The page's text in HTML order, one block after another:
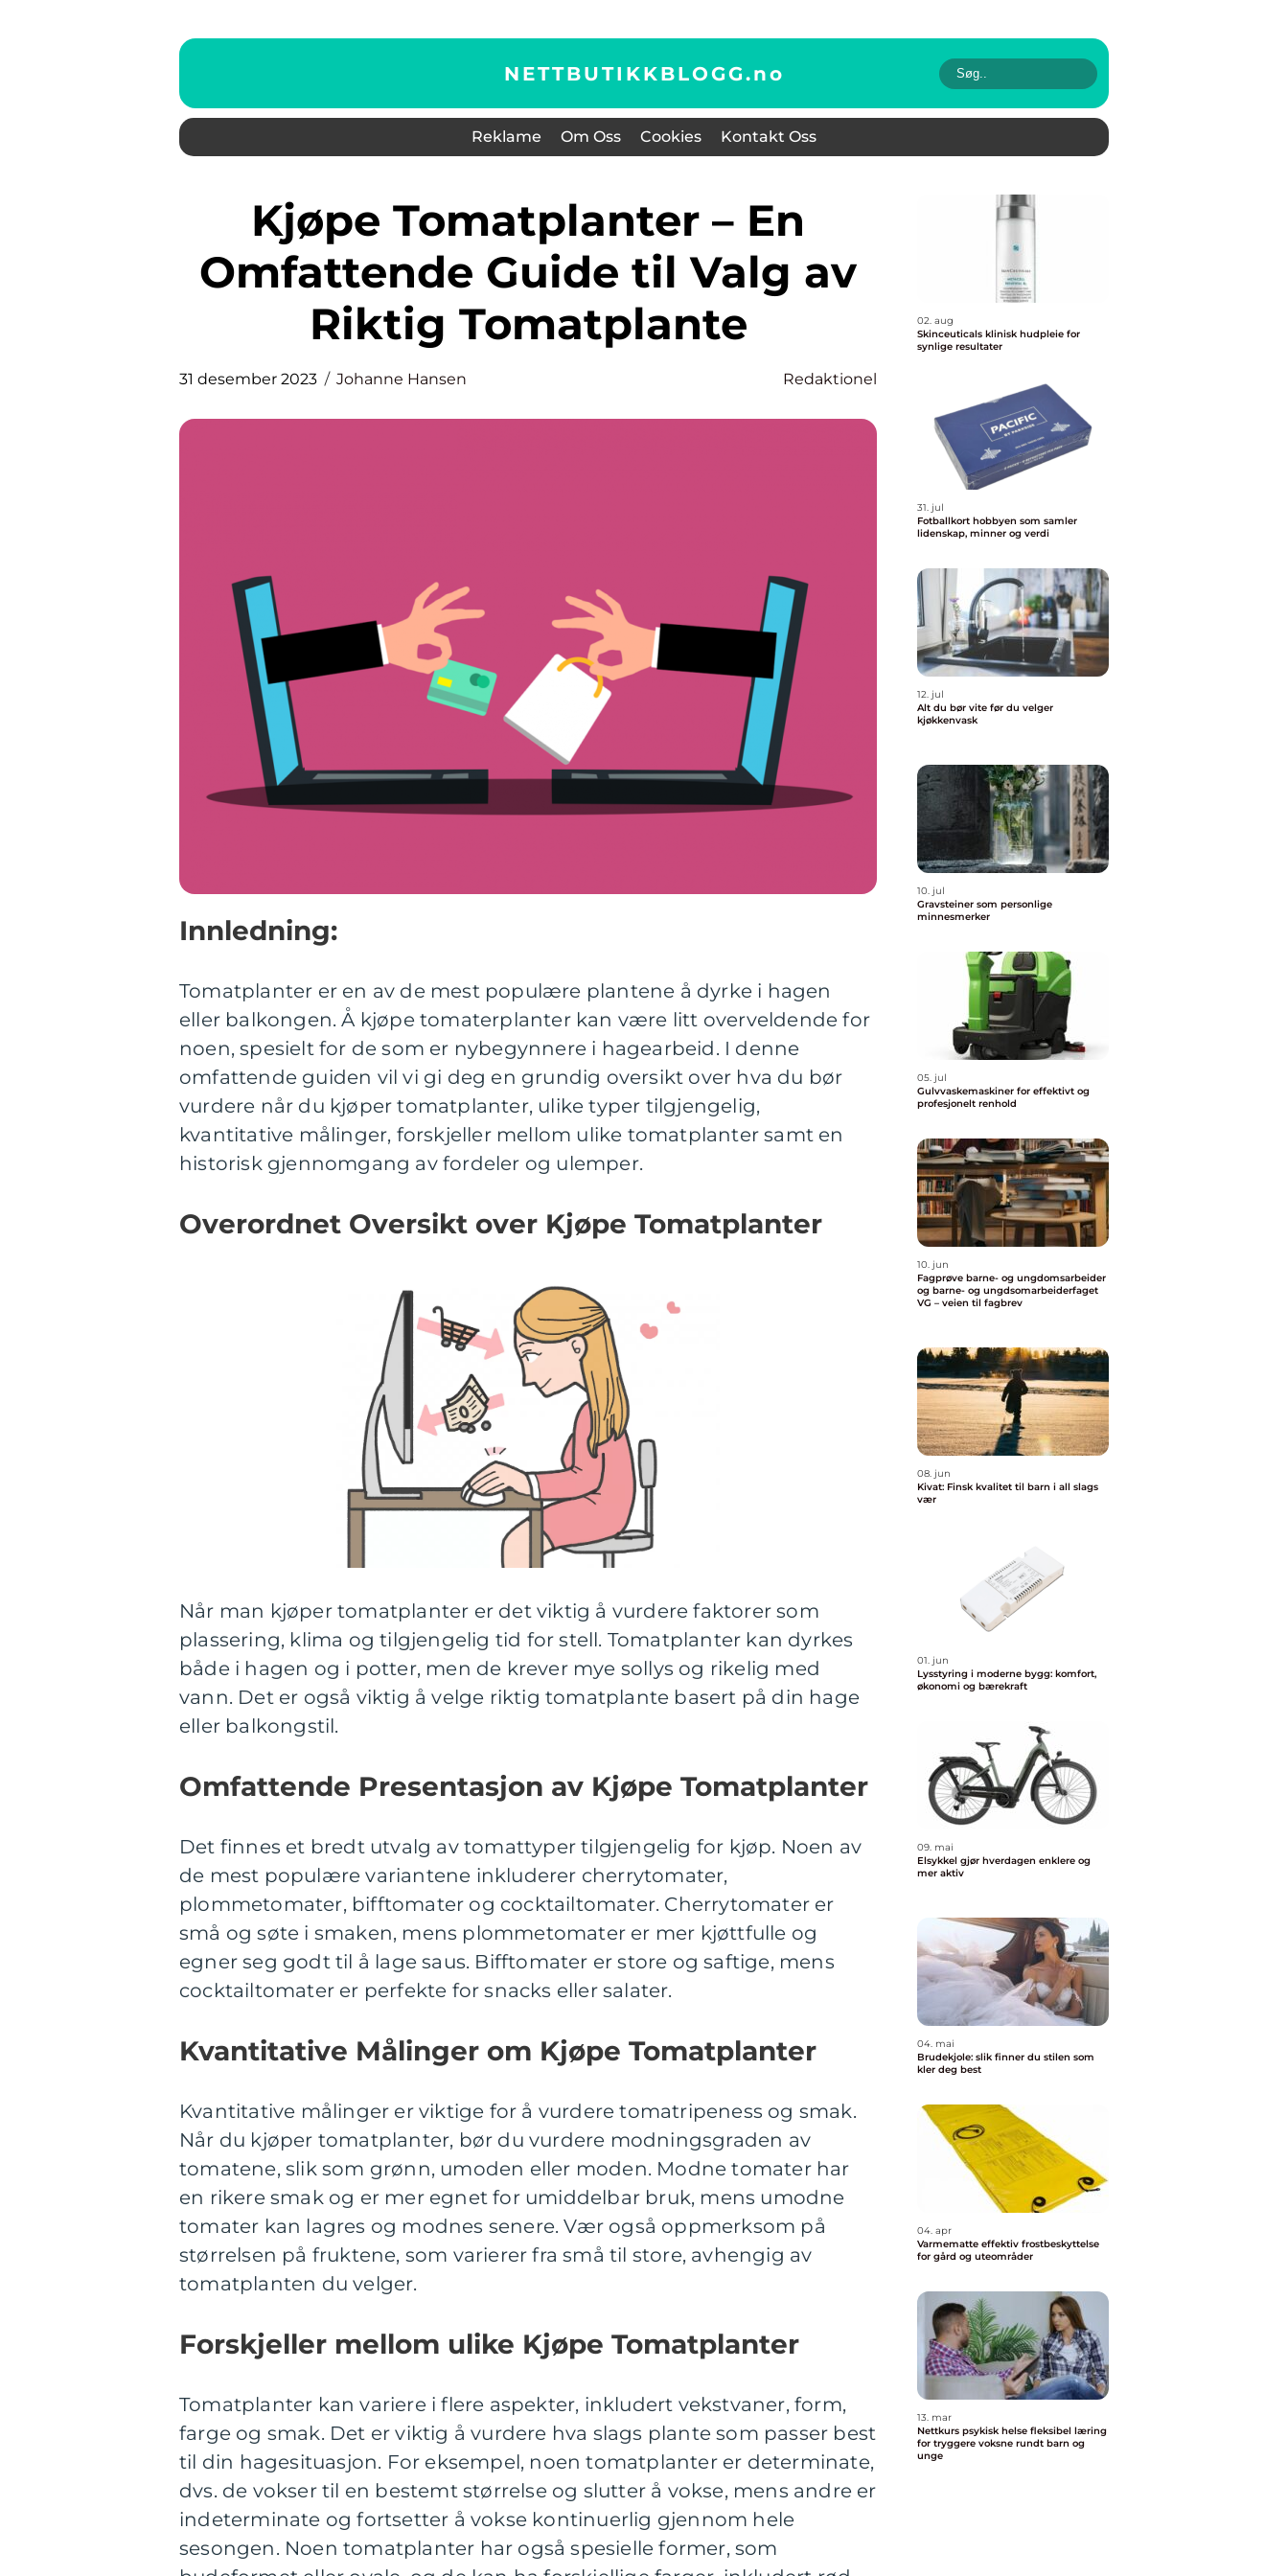
NETTBUTIKKBLOGG.no
Reklame Om Oss Cookies Kontakt Oss
Kjøpe Tomatplanter – En
Omfattende Guide til Valg av
Riktig Tomatplante
31 desember 2023 Johanne Hansen Redaktionel
Innledning:
Tomatplanter er en av de mest populære plantene å dyrke i hagen
eller balkongen. Å kjøpe tomaterplanter kan være litt overveldende for
noen, spesielt for de som er nybegynnere i hagearbeid. I denne
omfattende guiden vil vi gi deg en grundig oversikt over hva du bør
vurdere når du kjøper tomatplanter, ulike typer tilgjengelig,
kvantitative målinger, forskjeller mellom ulike tomatplanter samt en
historisk gjennomgang av fordeler og ulemper.
Overordnet Oversikt over Kjøpe Tomatplanter
Når man kjøper tomatplanter er det viktig å vurdere faktorer som
plassering, klima og tilgjengelig tid for stell. Tomatplanter kan dyrkes
både i hagen og i potter, men de krever mye sollys og rikelig med
vann. Det er også viktig å velge riktig tomatplante basert på din hage
eller balkongstil.
Omfattende Presentasjon av Kjøpe Tomatplanter
Det finnes et bredt utvalg av tomattyper tilgjengelig for kjøp. Noen av
de mest populære variantene inkluderer cherrytomater,
plommetomater, bifftomater og cocktailtomater. Cherrytomater er
små og søte i smaken, mens plommetomater er mer kjøttfulle og
egner seg godt til å lage saus. Bifftomater er store og saftige, mens
cocktailtomater er perfekte for snacks eller salater.
Kvantitative Målinger om Kjøpe Tomatplanter
Kvantitative målinger er viktige for å vurdere tomatripeness og smak.
Når du kjøper tomatplanter, bør du vurdere modningsgraden av
tomatene, slik som grønn, umoden eller moden. Modne tomater har
en rikere smak og er mer egnet for umiddelbar bruk, mens umodne
tomater kan lagres og modnes senere. Vær også oppmerksom på
størrelsen på fruktene, som varierer fra små til store, avhengig av
tomatplanten du velger.
Forskjeller mellom ulike Kjøpe Tomatplanter
Tomatplanter kan variere i flere aspekter, inkludert vekstvaner, form,
farge og smak. Det er viktig å vurdere hva slags plante som passer best
til din hagesituasjon. For eksempel, noen tomatplanter er determinate,
dvs. de vokser til en bestemt størrelse og slutter å vokse, mens andre er
indeterminate og fortsetter å vokse kontinuerlig gjennom hele
sesongen. Noen tomatplanter har også spesielle former, som
02. aug
Skinceuticals klinisk hudpleie for
synlige resultater
31. jul
Fotballkort hobbyen som samler
lidenskap, minner og verdi
12. jul
Alt du bør vite før du velger
kjøkkenvask
10. jul
Gravsteiner som personlige
minnesmerker
05. jul
Gulvvaskemaskiner for effektivt og
profesjonelt renhold
10. jun
Fagprøve barne- og ungdomsarbeider
og barne- og ungdsomarbeiderfaget
VG – veien til fagbrev
08. jun
Kivat: Finsk kvalitet til barn i all slags
vær
01. jun
Lysstyring i moderne bygg: komfort,
økonomi og bærekraft
09. mai
Elsykkel gjør hverdagen enklere og
mer aktiv
04. mai
Brudekjole: slik finner du stilen som
kler deg best
04. apr
Varmematte effektiv frostbeskyttelse
for gård og uteområder
13. mar
Nettkurs psykisk helse fleksibel læring
for tryggere voksne rundt barn og
unge